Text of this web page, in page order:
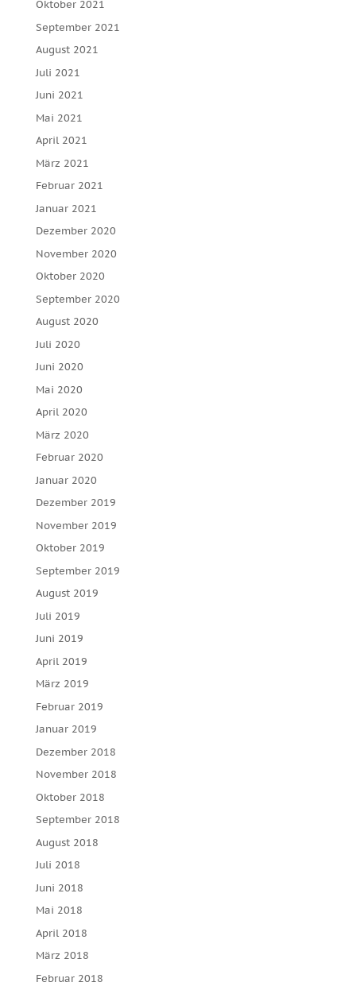
Oktober 2021
September 2021
August 2021
Juli 2021
Juni 2021
Mai 2021
April 2021
März 2021
Februar 2021
Januar 2021
Dezember 2020
November 2020
Oktober 2020
September 2020
August 2020
Juli 2020
Juni 2020
Mai 2020
April 2020
März 2020
Februar 2020
Januar 2020
Dezember 2019
November 2019
Oktober 2019
September 2019
August 2019
Juli 2019
Juni 2019
April 2019
März 2019
Februar 2019
Januar 2019
Dezember 2018
November 2018
Oktober 2018
September 2018
August 2018
Juli 2018
Juni 2018
Mai 2018
April 2018
März 2018
Februar 2018